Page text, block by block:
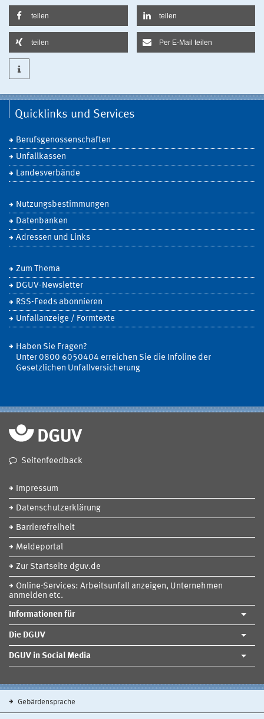
teilen teilen
teilen Per E-Mail teilen
Quicklinks und Services
Berufsgenossenschaften
Unfallkassen
Landesverbände
Nutzungsbestimmungen
Datenbanken
Adressen und Links
Zum Thema
DGUV-Newsletter
RSS-Feeds abonnieren
Unfallanzeige / Formtexte
Haben Sie Fragen?
Unter 0800 6050404 erreichen Sie die Infoline der
Gesetzlichen Unfallversicherung
Seitenfeedback
Impressum
Datenschutzerklärung
Barrierefreiheit
Meldeportal
Zur Startseite dguv.de
Online-Services: Arbeitsunfall anzeigen, Unternehmen
anmelden etc.
Informationen für
Die DGUV
DGUV in Social Media
Gebärdensprache